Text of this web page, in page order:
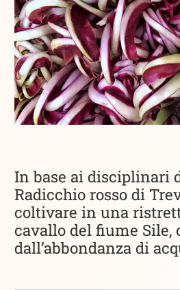
In base ai disciplinari
Radicchio rosso di
coltivare in una
cavallo del fiume Sile,
dall’abbondanza di